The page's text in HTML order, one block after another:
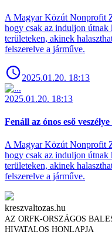
A Magyar Közút Nonprofit
hogy csak az induljon útnak
területeken, akinek
felszerelve a járműve.
2025.01.20. 18:13
2025.01.20. 18:13
Fenáll az ónos eső
A Magyar Közút Nonprofit
hogy csak az induljon útnak
területeken, akinek
felszerelve a járműve.
kreszvaltozas.hu
AZ ORFK-ORSZÁGOS
HIVATALOS HONLAPJA